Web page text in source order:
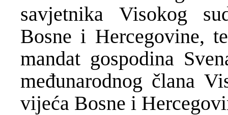
savjetnika Visokog
Bosne i Hercegovine,
mandat gospodina
međunarodnog člana
vijeća Bosne i